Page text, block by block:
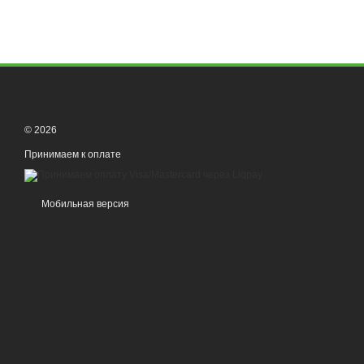
© 2026
Принимаем к оплате
Мобильная версия